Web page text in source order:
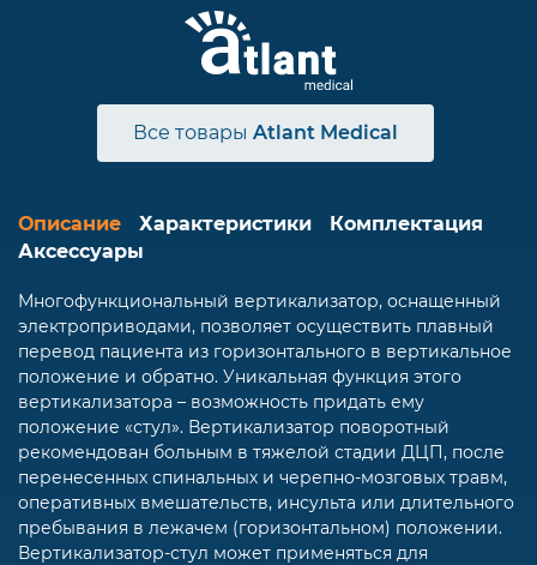
Все товары Atlant Medical
Описание Характеристики
Комплектация
Аксессуары
Многофункциональный вертикализатор, оснащенный
электроприводами, позволяет осуществить плавный
перевод пациента из горизонтального в вертикальное
положение и обратно. Уникальная функция этого
вертикализатора – возможность придать ему
положение «стул». Вертикализатор поворотный
рекомендован больным в тяжелой стадии ДЦП, после
перенесенных спинальных и черепно-мозговых травм,
оперативных вмешательств, инсульта или длительного
пребывания в лежачем (горизонтальном) положении.
Вертикализатор-стул может применяться для